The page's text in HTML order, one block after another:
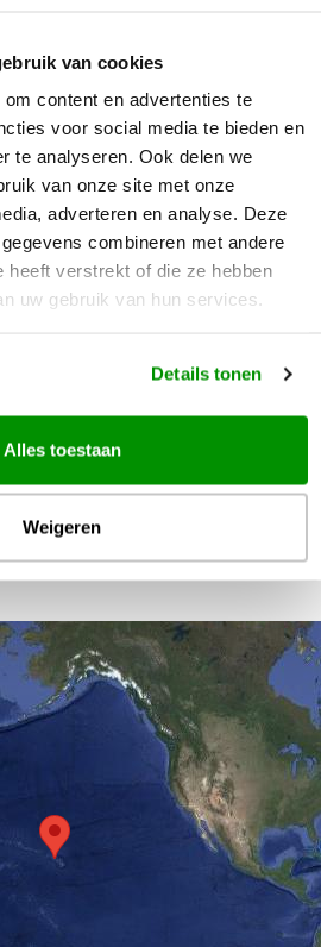
van cookies
content en advertenties te
voor social media te bieden en
te analyseren. Ook delen we
van onze site met onze
adverteren en analyse. Deze
combineren met andere
heeft verstrekt of die ze hebben
uw gebruik van hun services.
Details tonen
Alles toestaan
Weigeren
erupties maken dit het meest
Lava stroomt, langs je
geweld de zee in te